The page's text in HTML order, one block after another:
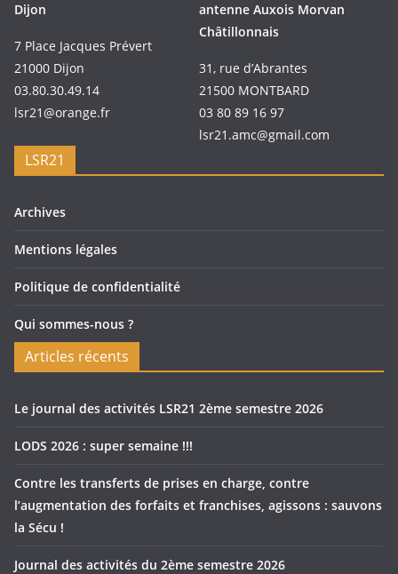
Dijon
7 Place Jacques Prévert
21000 Dijon
03.80.30.49.14
lsr21@orange.fr
antenne Auxois Morvan
Châtillonnais
31, rue d’Abrantes
21500 MONTBARD
03 80 89 16 97
lsr21.amc@gmail.com
LSR21
Archives
Mentions légales
Politique de confidentialité
Qui sommes-nous ?
Articles récents
Le journal des activités LSR21 2ème semestre 2026
LODS 2026 : super semaine !!!
Contre les transferts de prises en charge, contre
l’augmentation des forfaits et franchises, agissons : sauvons
la Sécu !
Journal des activités du 2ème semestre 2026